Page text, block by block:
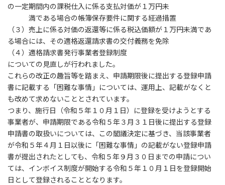
の一定期間内の課税仕入に係る支払対価が１万円未
満である場合の帳簿保存要件に関する経過措置
（３）売上に係る対価の返還等に係る税込価額が１万円未満であ
る場合には、その適格返還請求書の交付義務を免除
（４）適格請求書発行事業者登録制度
についての見直しが行われました。
これらの改正の趣旨等を踏まえ、申請期限後に提出する登録申請
書に記載する「困難な事情」については、運用上、記載がなくと
も改めて求めないこととされています。
つまり、施行日（令和５年１０月１日）に登録を受けようとする
事業者が、申請期限である令和５年３月３１日後に提出する登録
申請書の取扱いについては、この閣議決定に基づき、当該事業者
が令和５年４月１日以後に「困難な事情」の記載がない登録申請
書が提出されたとしても、令和５年９月３０日までの申請につい
ては、インボイス制度が開始する令和５年１０月１日を登録開始
日として登録されることとなります。